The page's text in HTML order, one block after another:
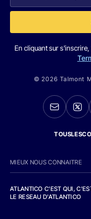
En cliquant sur
© 2026 Talmont
MIEUX NOUS CONNAITRE
ATLANTICO C'EST QUI,
LE RESEAU D'ATLANTICO